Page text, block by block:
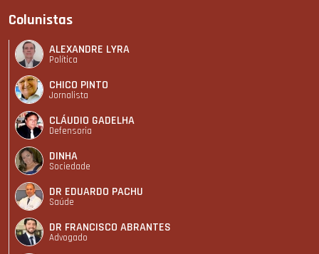
Colunistas
ALEXANDRE LYRA
Política
CHICO PINTO
Jornalista
CLÁUDIO GADELHA
Defensoria
DINHA
Sociedade
DR EDUARDO PACHU
Saúde
DR FRANCISCO ABRANTES
Advogado